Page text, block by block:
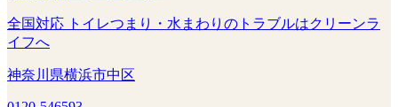
全国対応 トイレつまり・水まわりのトラブルはクリーンラ
イフへ
神奈川県横浜市中区